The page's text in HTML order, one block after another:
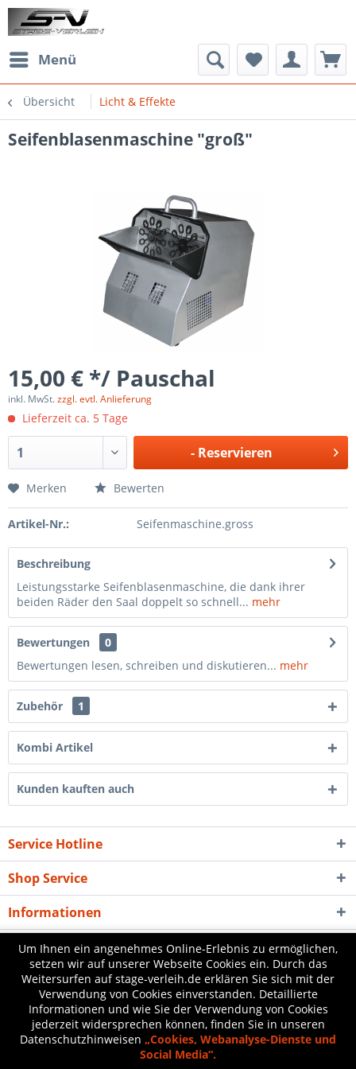
Menü
Übersicht Licht & Effekte
Seifenblasenmaschine "groß"
15,00 € */ Pauschal
inkl. MwSt.zzgl. evtl. Anlieferung
Lieferzeit ca. 5 Tage
- Reservieren
Merken Bewerten
Artikel-Nr.: Seifenmaschine.gross
Beschreibung
Leistungsstarke Seifenblasenmaschine, die dank ihrer
beiden Räder den Saal doppelt so schnell... mehr
Bewertungen
0
Bewertungen lesen, schreiben und diskutieren... mehr
Zubehör 1
Kombi Artikel
Kunden kauften auch
Service Hotline
Shop Service
Informationen
Newsletter
* Mietpreis inkl. gesetzl. Mehrwertsteuer zzgl.Anlieferungund ggf.
Aufbaukosten, wenn nicht anders beschrieben
Gewerbe-Login Über uns Kontakt
Mietdauer / Preise
Um Ihnen ein angenehmes Online-Erlebnis zu ermöglichen,
setzen wir auf unserer Webseite Cookies ein. Durch das
Weitersurfen auf stage-verleih.de erklären Sie sich mit der
Verwendung von Cookies einverstanden. Detaillierte
Informationen und wie Sie der Verwendung von Cookies
jederzeit widersprechen können, finden Sie in unseren
Datenschutzhinweisen „Cookies, Webanalyse-Dienste und
Social Media“.